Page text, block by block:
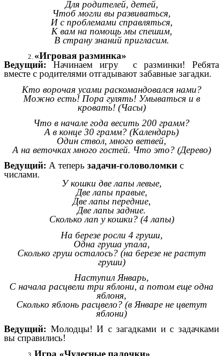
Для родителей, детей,
Чтоб могли вы развиваться,
И с проблемами справляться,
К вам на помощь мы спешим,
В страну знаний пригласим.
«Игровая разминка»
Ведущий: Начинаем игру с разминки! Ребята
вместе с родителями отгадывают забавные загадки.
Кто ворочая усами раскомандовался нами?
Можно есть! Пора гулять! Умываться и в
кровать! (Часы)
Что в начале года весить 200 грамм?
А в конце 30 грамм? (Календарь)
Один ствол, много ветвей,
А на веточках много гостей. Что это? (Дерево)
Ведущий: А теперь задачи-головоломки с
числами.
У кошки две лапы левые,
Две лапы правые,
Две лапы передние,
Две лапы задние.
Сколько лап у кошки? (4 лапы)
На березе росли 4 груши,
Одна груша упала,
Сколько груш осталось? (на березе не растут
груши)
Наступил Январь,
С начала расцвели три яблони, а потом еще одна
яблоня,
Сколько яблонь расцвело? (в Январе не цветут
яблони)
Ведущий: Молодцы! И с загадками и с задачками
вы справились!
Игра «Чудесные палочки»